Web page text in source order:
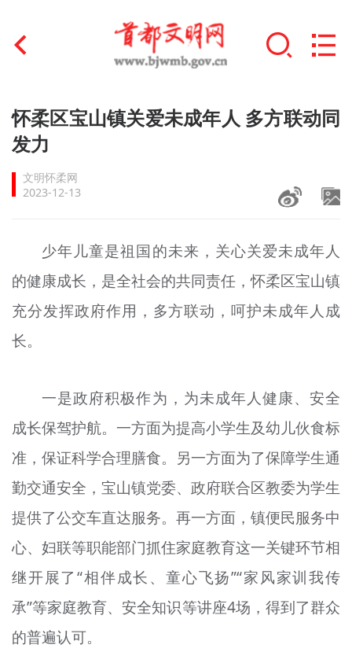
首页
文明创建
文明实践
未成年人思想道德建设
榜样人物
+
身边好人
北京宣传文化引导基金
宣传思想文化人才
专题
资料库
+
怀柔区宝山镇关爱未成年人 多方联动同
发力
文明怀柔网
2023-12-13
少年儿童是祖国的未来，关心关爱未成年人
的健康成长，是全社会的共同责任，怀柔区宝山镇
充分发挥政府作用，多方联动，呵护未成年人成
长。
一是政府积极作为，为未成年人健康、安全
成长保驾护航。一方面为提高小学生及幼儿伙食标
准，保证科学合理膳食。另一方面为了保障学生通
勤交通安全，宝山镇党委、政府联合区教委为学生
提供了公交车直达服务。再一方面，镇便民服务中
心、妇联等职能部门抓住家庭教育这一关键环节相
继开展了“相伴成长、童心飞扬”“家风家训我传
承”等家庭教育、安全知识等讲座4场，得到了群众
的普遍认可。